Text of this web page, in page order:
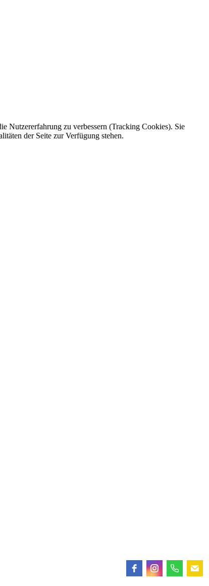
Nutzererfahrung zu verbessern (Tracking Cookies). Sie
der Seite zur Verfügung stehen.